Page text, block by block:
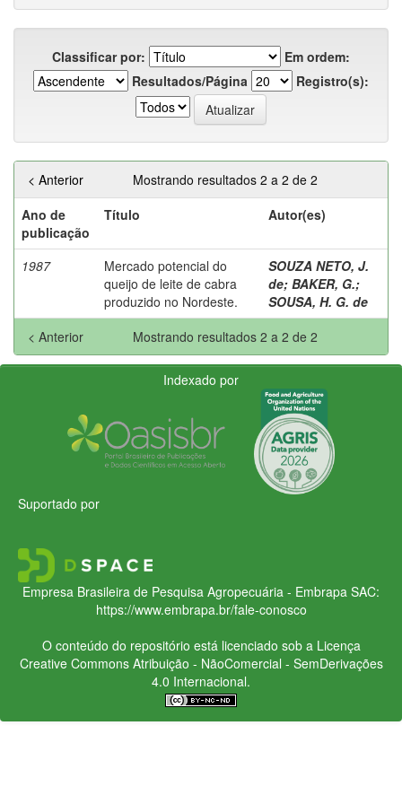
Classificar por:
Em ordem:
Resultados/Página
Registro(s):
Mostrando resultados 2 a 2 de 2
< Anterior
Ano de
publicação
Título Autor(es)
1987
Mercado potencial do
queijo de leite de cabra
produzido no Nordeste.
SOUZA NETO, J.
de; BAKER, G.;
SOUSA, H. G. de
Mostrando resultados 2 a 2 de 2
< Anterior
Indexado por
Suportado por
Empresa Brasileira de Pesquisa Agropecuária - Embrapa SAC:
https://www.embrapa.br/fale-conosco
O conteúdo do repositório está licenciado sob a Licença
Creative CommonsAtribuição - NãoComercial - SemDerivações
4.0 Internacional.